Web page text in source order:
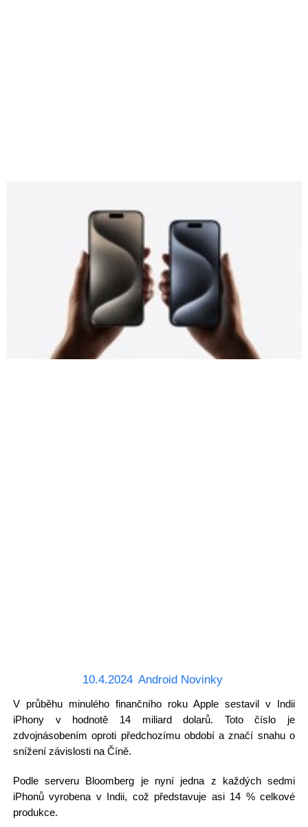
10.4.2024 Android Novinky
V průběhu minulého finančního roku Apple sestavil v Indii
iPhony v hodnotě 14 miliard dolarů. Toto číslo je
zdvojnásobením oproti předchozímu období a značí snahu o
snížení závislosti na Číně.
Podle serveru Bloomberg je nyní jedna z každých sedmi
iPhonů vyrobena v Indii, což představuje asi 14 % celkové
produkce.